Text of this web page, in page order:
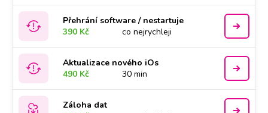
Přehrání software / nestartuje
390 Kč
co nejrychleji
Aktualizace nového iOs
490 Kč
30 min
Záloha dat